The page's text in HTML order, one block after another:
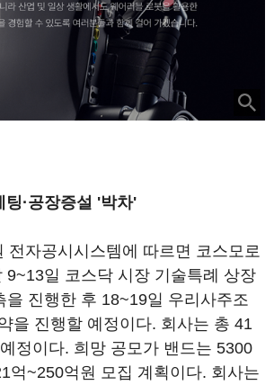
팅·공장증설 '박차'
전자공시시스템에 따르면 코스모로
9~13일 코스닥 시장 기술특례 상장
을 진행한 후 18~19일 우리사주조
을 진행할 예정이다. 회사는 총 41
정이다. 희망 공모가 밴드는 5300
억~250억원 모집 계획이다. 회사는